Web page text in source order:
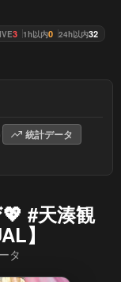
3 1h以内0 24h以内32
統計データ
#天湊観
】
タ